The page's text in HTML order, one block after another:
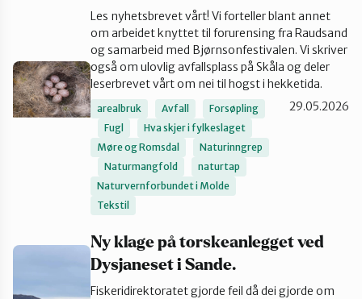
TingvollLes nyhetsbrevet vårt! Vi forteller blant annet
om arbeidet knyttet til forurensing fra Raudsand
og samarbeid med Bjørnsonfestivalen. Vi skriver
også om ulovlig avfallsplass på Skåla og deler
leserbrevet vårt om nei til hogst i hekketida.
arealbruk Avfall
Forsøpling
Fugl
Hva skjer i fylkeslaget
Møre og Romsdal
Naturinngrep
Naturmangfold
naturtap
Naturvernforbundet i Molde
Tekstil
29.05.2026
Ny klage på torskeanlegget ved
Dysjaneset i Sande.
Fiskeridirektoratet gjorde feil då dei gjorde om